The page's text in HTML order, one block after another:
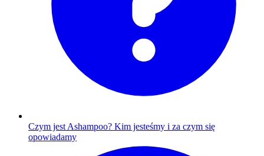
Czym jest Ashampoo? Kim jesteśmy i za czym się
opowiadamy